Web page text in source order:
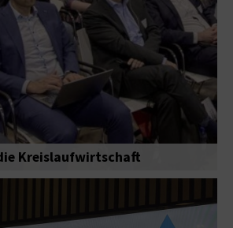
Kreislaufwirtschaft